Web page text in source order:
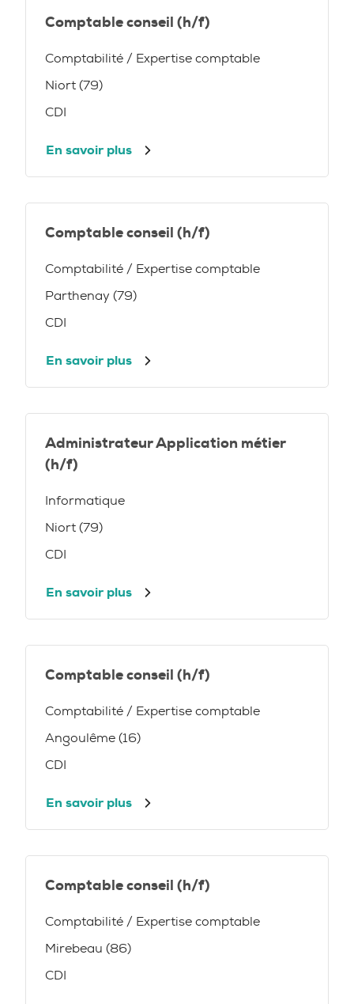
Comptable conseil (h/f)
Comptabilité / Expertise comptable
Niort (79)
CDI
En savoir plus
Comptable conseil (h/f)
Comptabilité / Expertise comptable
Parthenay (79)
CDI
En savoir plus
Administrateur Application métier
(h/f)
Informatique
Niort (79)
CDI
En savoir plus
Comptable conseil (h/f)
Comptabilité / Expertise comptable
Angoulême (16)
CDI
En savoir plus
Comptable conseil (h/f)
Comptabilité / Expertise comptable
Mirebeau (86)
CDI